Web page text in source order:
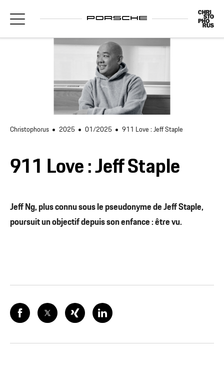
Christophorus 2025 01/2025 911 Love : Jeff Staple
911 Love : Jeff Staple
Jeff Ng, plus connu sous le pseudonyme de Jeff Staple,
poursuit un objectif depuis son enfance : être vu.